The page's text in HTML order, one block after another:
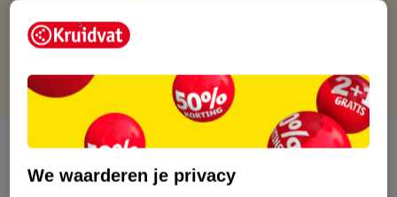
Gratis punten met je Kruidvat kaart
Over dit product
Productinformatie
We waarderen je privacy